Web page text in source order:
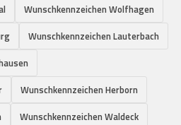
Wunschkennzeichen Wolfhagen
Wunschkennzeichen Lauterbach
Wunschkennzeichen Herborn
Wunschkennzeichen Waldeck